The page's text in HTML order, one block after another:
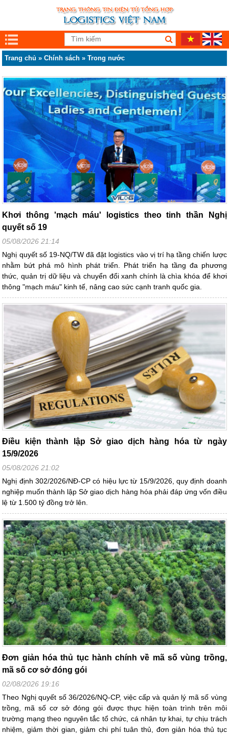
Trang chủ »Chính sách »Trong nước
Khơi thông 'mạch máu' logistics theo tinh thần Nghị
quyết số 19
05/08/2026 21:14
Nghị quyết số 19-NQ/TW đã đặt logistics vào vị trí hạ tầng chiến lược
nhằm bứt phá mô hình phát triển. Phát triển hạ tầng đa phương
thức, quản trị dữ liệu và chuyển đổi xanh chính là chìa khóa để khơi
thông "mạch máu" kinh tế, nâng cao sức cạnh tranh quốc gia.
Điều kiện thành lập Sở giao dịch hàng hóa từ ngày
15/9/2026
05/08/2026 21:02
Nghị định 302/2026/NĐ-CP có hiệu lực từ 15/9/2026, quy định doanh
nghiệp muốn thành lập Sở giao dịch hàng hóa phải đáp ứng vốn điều
lệ từ 1.500 tỷ đồng trở lên.
Đơn giản hóa thủ tục hành chính về mã số vùng trồng,
mã số cơ sở đóng gói
02/08/2026 19:16
Theo Nghị quyết số 36/2026/NQ-CP, việc cấp và quản lý mã số vùng
trồng, mã số cơ sở đóng gói được thực hiện toàn trình trên môi
trường mạng theo nguyên tắc tổ chức, cá nhân tự khai, tự chịu trách
nhiệm, giảm thời gian, giảm chi phí tuân thủ, đơn giản hóa thủ tục